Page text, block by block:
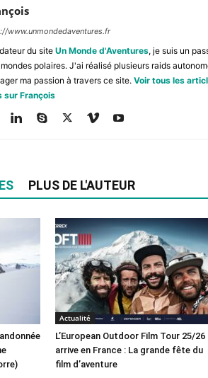
www.unmondedaventures.fr
du site Un Monde d'Aventures, je suis un
polaires. J'ai réalisé plusieurs raids
ma passion à travers ce site. Voir tous les
sur François
PLUS DE L'AUTEUR
Actualité
L’European Outdoor Film Tour 25/26
arrive en France : La grande fête du
film d’aventure